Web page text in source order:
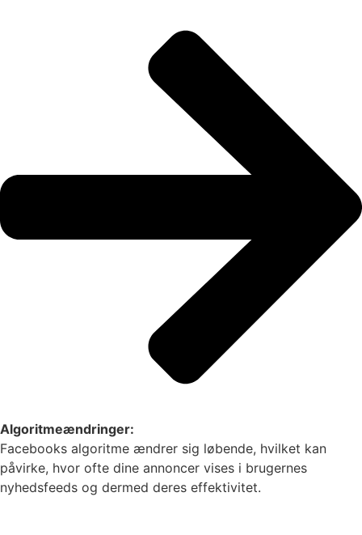
Algoritmeændringer:
Facebooks algoritme ændrer sig løbende, hvilket kan
påvirke, hvor ofte dine annoncer vises i brugernes
nyhedsfeeds og dermed deres effektivitet.